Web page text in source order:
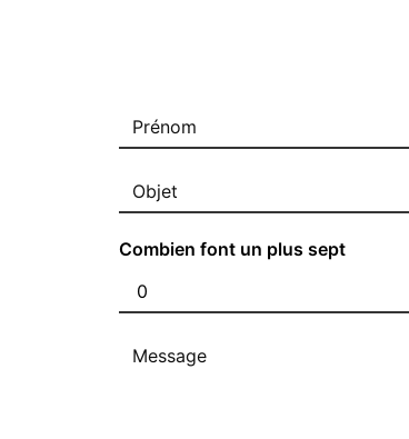
Combien font un plus sept